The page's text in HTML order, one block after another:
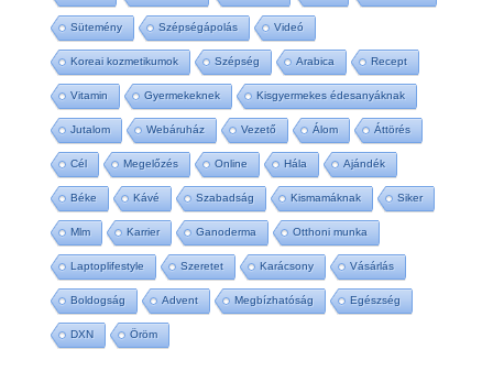
Sütemény Szépségápolás Videó
Koreai kozmetikumok Szépség Arabica Recept
Vitamin Gyermekeknek Kisgyermekes édesanyáknak
Jutalom Webáruház Vezető Álom Áttörés
Cél Megelőzés Online Hála Ajándék
Béke Kávé Szabadság Kismamáknak Siker
Mlm Karrier Ganoderma Otthoni munka
Laptoplifestyle Szeretet Karácsony Vásárlás
Boldogság Advent Megbízhatóság Egészség
DXN Öröm